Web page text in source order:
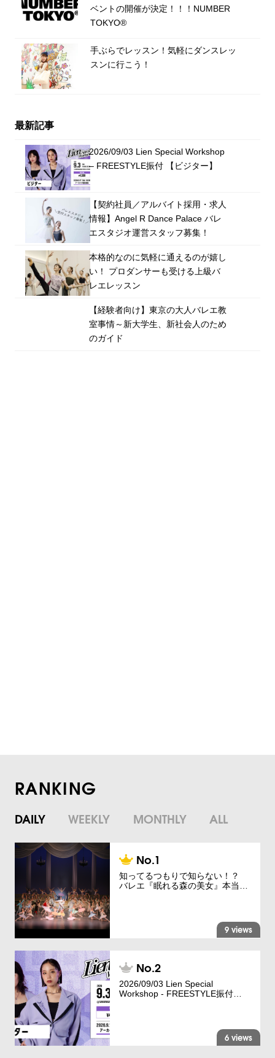
ベントの開催が決定！！！NUMBER
TOKYO®️
手ぶらでレッスン！気軽にダンスレッ
スンに行こう！
最新記事
2026/09/03 Lien Special Workshop
– FREESTYLE振付 【ビジター】
【契約社員／アルバイト採用・求人
情報】Angel R Dance Palace バレ
エスタジオ運営スタッフ募集！
本格的なのに気軽に通えるのが嬉し
い！ プロダンサーも受ける上級バ
レエレッスン
【経験者向け】東京の大人バレエ教
室事情～新大学生、新社会人のため
のガイド
RANKING
DAILY WEEKLY MONTHLY ALL
知ってるつもりで知らない！？
バレエ『眠れる森の美女』本当…
9 views
2026/09/03 Lien Special
Workshop - FREESTYLE振付…
6 views